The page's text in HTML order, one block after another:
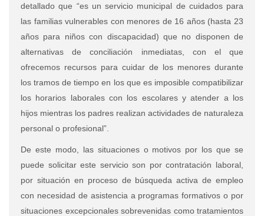
detallado que “es un servicio municipal de cuidados para
las familias vulnerables con menores de 16 años (hasta 23
años para niños con discapacidad) que no disponen de
alternativas de conciliación inmediatas, con el que
ofrecemos recursos para cuidar de los menores durante
los tramos de tiempo en los que es imposible compatibilizar
los horarios laborales con los escolares y atender a los
hijos mientras los padres realizan actividades de naturaleza
personal o profesional”.
De este modo, las situaciones o motivos por los que se
puede solicitar este servicio son por contratación laboral,
por situación en proceso de búsqueda activa de empleo
con necesidad de asistencia a programas formativos o por
situaciones excepcionales sobrevenidas como tratamientos